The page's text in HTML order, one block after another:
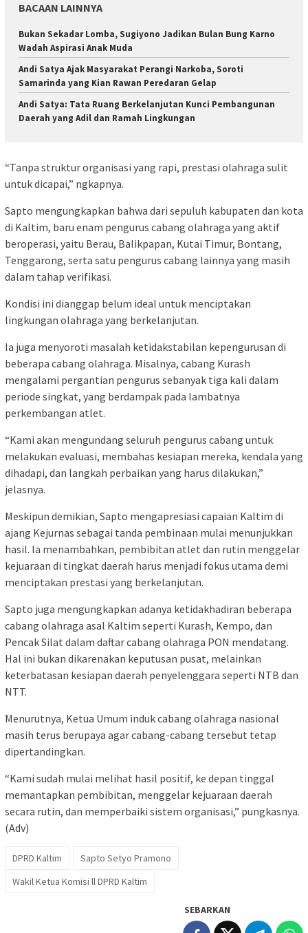
BACAAN LAINNYA
Bukan Sekadar Lomba, Sugiyono Jadikan Bulan Bung Karno
Wadah Aspirasi Anak Muda
Andi Satya Ajak Masyarakat Perangi Narkoba, Soroti
Samarinda yang Kian Rawan Peredaran Gelap
Andi Satya: Tata Ruang Berkelanjutan Kunci Pembangunan
Daerah yang Adil dan Ramah Lingkungan
“Tanpa struktur organisasi yang rapi, prestasi olahraga sulit
untuk dicapai,” ngkapnya.
Sapto mengungkapkan bahwa dari sepuluh kabupaten dan kota
di Kaltim, baru enam pengurus cabang olahraga yang aktif
beroperasi, yaitu Berau, Balikpapan, Kutai Timur, Bontang,
Tenggarong, serta satu pengurus cabang lainnya yang masih
dalam tahap verifikasi.
Kondisi ini dianggap belum ideal untuk menciptakan
lingkungan olahraga yang berkelanjutan.
Ia juga menyoroti masalah ketidakstabilan kepengurusan di
beberapa cabang olahraga. Misalnya, cabang Kurash
mengalami pergantian pengurus sebanyak tiga kali dalam
periode singkat, yang berdampak pada lambatnya
perkembangan atlet.
“Kami akan mengundang seluruh pengurus cabang untuk
melakukan evaluasi, membahas kesiapan mereka, kendala yang
dihadapi, dan langkah perbaikan yang harus dilakukan,”
jelasnya.
Meskipun demikian, Sapto mengapresiasi capaian Kaltim di
ajang Kejurnas sebagai tanda pembinaan mulai menunjukkan
hasil. Ia menambahkan, pembibitan atlet dan rutin menggelar
kejuaraan di tingkat daerah harus menjadi fokus utama demi
menciptakan prestasi yang berkelanjutan.
Sapto juga mengungkapkan adanya ketidakhadiran beberapa
cabang olahraga asal Kaltim seperti Kurash, Kempo, dan
Pencak Silat dalam daftar cabang olahraga PON mendatang.
Hal ini bukan dikarenakan keputusan pusat, melainkan
keterbatasan kesiapan daerah penyelenggara seperti NTB dan
NTT.
Menurutnya, Ketua Umum induk cabang olahraga nasional
masih terus berupaya agar cabang-cabang tersebut tetap
dipertandingkan.
“Kami sudah mulai melihat hasil positif, ke depan tinggal
memantapkan pembibitan, menggelar kejuaraan daerah
secara rutin, dan memperbaiki sistem organisasi,” pungkasnya.
(Adv)
DPRD Kaltim
Sapto Setyo Pramono
Wakil Ketua Komisi ll DPRD Kaltim
SEBARKAN